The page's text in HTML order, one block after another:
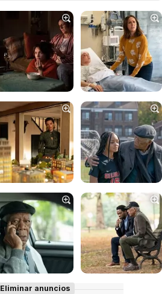
Tráiler en español de 'La isla olvidada'
Tráiler 'Vida perra' (2026)
Tráiler Oficial en VOSE 'The Audacity'
Tráiler en español 'Outcome' (2026)
Eliminar anuncios